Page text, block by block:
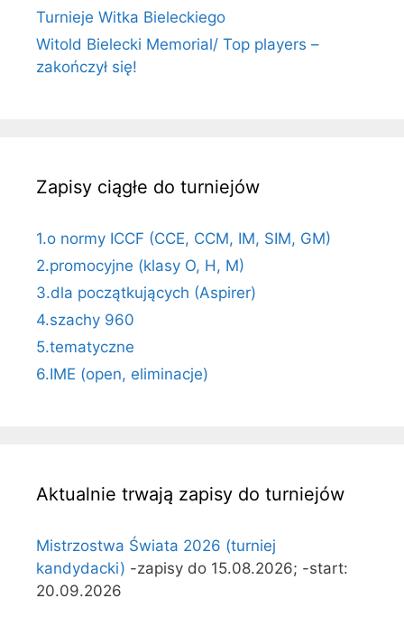
Turnieje Witka Bieleckiego
Witold Bielecki Memorial/ Top players –
zakończył się!
Zapisy ciągłe do turniejów
1.o normy ICCF (CCE, CCM, IM, SIM, GM)
2.promocyjne (klasy O, H, M)
3.dla początkujących (Aspirer)
4.szachy 960
5.tematyczne
6.IME (open, eliminacje)
Aktualnie trwają zapisy do turniejów
Mistrzostwa Świata 2026 (turniej
kandydacki) -zapisy do 15.08.2026; -start:
20.09.2026